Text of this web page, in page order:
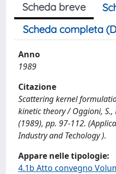
Scheda breve
Scheda completa
Anno
1989
Citazione
Scattering kernel
kinetic theory / Oggioni, S.,
(1989), pp. 97-112.
Industry and Techology ).
Appare nelle tipologie:
4.1b Atto convegno